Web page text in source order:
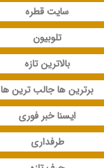
سایت قطره
تلوبیون
بالاترین تازه
برترین ها جالب ترین ها
ایسنا خبر فوری
طرفداری